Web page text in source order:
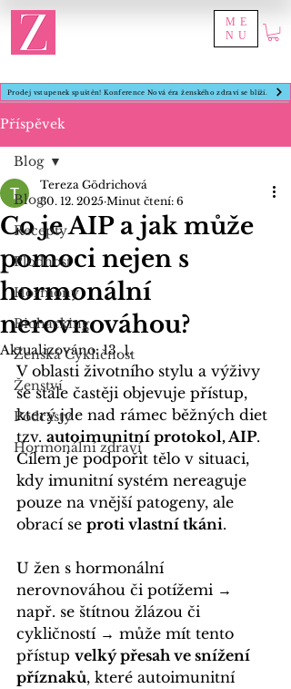
ME
NU
Prodej vstupenek spuštěn! Konference Nová éra ženského zdraví se blíží.
Příspěvek
Blog
Recepty
Plodnost
Hormony
Biohacking
Ženská Cykličnost
Ženství
Podcasty
Hormonální zdraví
Blog
Co je AIP a jak může
pomoci nejen s
hormonální
nerovnováhou?
Tereza Gödrichová
30. 12. 2025 Minut čtení: 6
Aktualizováno:13. 1.
V oblasti životního stylu a výživy
se stále častěji objevuje přístup,
který jde nad rámec běžných diet
tzv. autoimunitní protokol, AIP.
Cílem je podpořit tělo v situaci,
kdy imunitní systém nereaguje
pouze na vnější patogeny, ale
obrací se proti vlastní tkáni.
U žen s hormonální
nerovnováhou či potížemi →
např. se štítnou žlázou či
cykličností → může mít tento
přístup velký přesah ve snížení
příznaků, které autoimunitní